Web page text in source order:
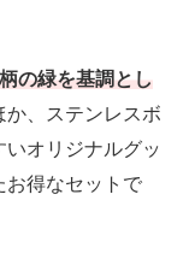
の緑を基調とし
か、ステンレスボ
いオリジナルグッ
お得なセットで